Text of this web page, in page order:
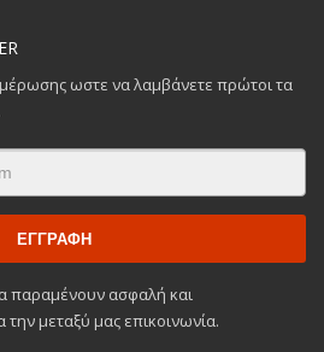
ωστε να λαμβάνετε πρώτοι τα
παραμένουν ασφαλή και
μεταξύ μας επικοινωνία.